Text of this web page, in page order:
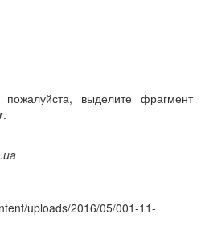
выделите фрагмент
.
uploads/2016/05/001-11-